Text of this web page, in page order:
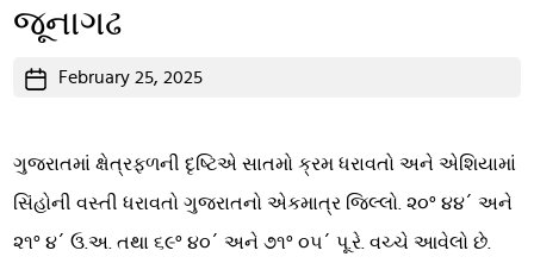
જૂનાગઢ
PostFebruary 25, 2025
ગુજરાતમાં ક્ષેત્રફળની દૃષ્ટિએ સાતમો ક્રમ ધરાવતો અને એશિયામાં
સિંહોની વસ્તી ધરાવતો ગુજરાતનો એકમાત્ર જિલ્લો. ૨૦° ૪૪´ અને
૨૧° ૪´ ઉ.અ. તથા ૬૯° ૪૦´ અને ૭૧° ૦૫´ પૂ.રે. વચ્ચે આવેલો છે.